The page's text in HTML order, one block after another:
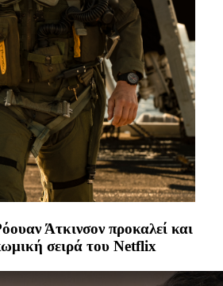
Άτκινσον προκαλεί και
σειρά του Netflix